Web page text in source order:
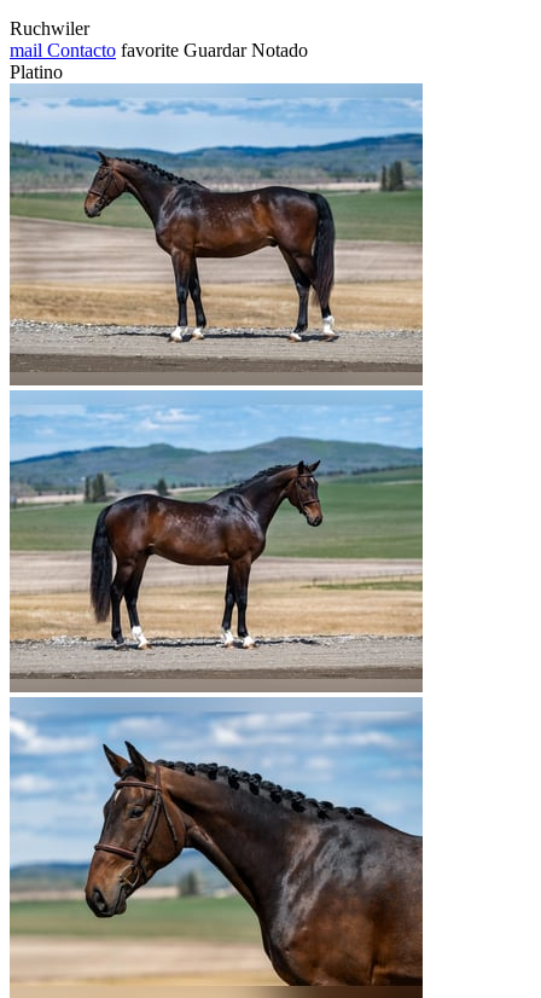
Ruchwiler
mail Contacto favorite Guardar Notado
Platino